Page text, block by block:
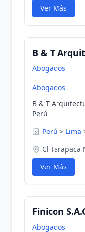
Ver Más
B & T
Abogados
Abogados
B & T
Perú
Perú > Lima
Cl Tarapaca
Ver Más
Finicon
Abogados